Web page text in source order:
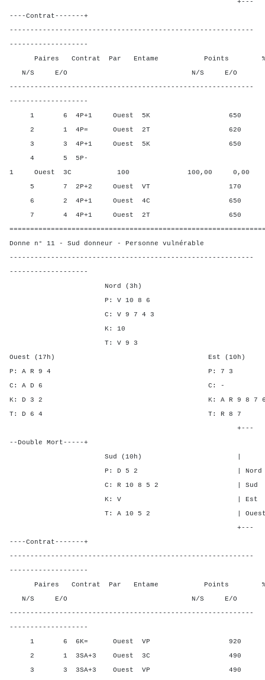
+---
----Contrat-------+
-----------------------------------------------------------
-------------------
Paires Contrat Par Entame Points %
N/S E/O N/S E/O N/
-----------------------------------------------------------
-------------------
1 6 4P+1 Ouest 5K 650
2 1 4P= Ouest 2T 620
3 3 4P+1 Ouest 5K 650
4 5 5P-
1 Ouest 3C 100 100,00 0,00
5 7 2P+2 Ouest VT 170
6 2 4P+1 Ouest 4C 650
7 4 4P+1 Ouest 2T 650
Donne n° 11 - Sud donneur - Personne vulnérable
-----------------------------------------------------------
-------------------
Nord (3h)
P: V 10 8 6
C: V 9 7 4 3
K: 10
T: V 9 3
Ouest (17h) Est (10h)
P: A R 9 4 P:
C: A D 6
K: D 3 2 K: A R 9 8 7 6
T: D 6 4 T: R
+---
--Double Mort-----+
Sud (10h) | SA P
P: D 5 2 | Nord - -
C: R 10 8 5 2 | Sud -
K: V | Est 6 3 -
T: A 10 5 2 | Ouest 6
+---
----Contrat-------+
-----------------------------------------------------------
-------------------
Paires Contrat Par Entame Points %
N/S E/O N/S E/O N/
-----------------------------------------------------------
-------------------
1 6 6K= Ouest VP 920
2 1 3SA+3 Ouest 3C 490
3 3 3SA+3 Ouest VP 490